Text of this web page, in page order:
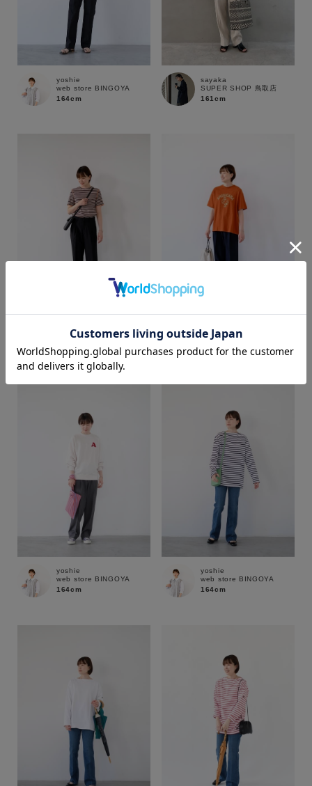
通常商品 予約商品
セール価格 WEB限定
在庫あり 在庫なし含む
yoshie
web store BINGOYA
164cm
sayaka
SUPER SHOP 鳥取店
161cm
web store BINGOYA
web store BINGOYA
yoshie
web store BINGOYA
164cm
yoshie
web store BINGOYA
164cm